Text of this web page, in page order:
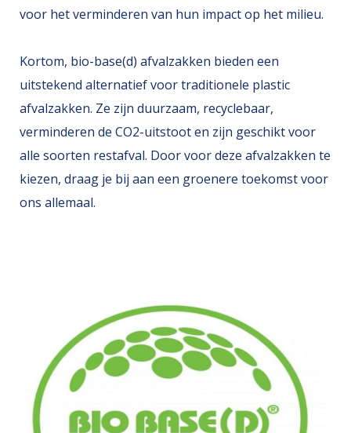
voor het verminderen van hun impact op het milieu.
Kortom, bio-base(d) afvalzakken bieden een
uitstekend alternatief voor traditionele plastic
afvalzakken. Ze zijn duurzaam, recyclebaar,
verminderen de CO2-uitstoot en zijn geschikt voor
alle soorten restafval. Door voor deze afvalzakken te
kiezen, draag je bij aan een groenere toekomst voor
ons allemaal.